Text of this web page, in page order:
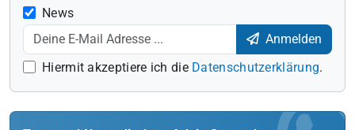
News
Anmelden
Hiermit akzeptiere ich die Datenschutzerklärung.